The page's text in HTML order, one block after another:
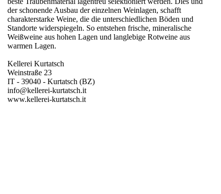
der schonende Ausbau der einzelnen Weinlagen, schafft
charakterstarke Weine, die die unterschiedlichen Böden und
Standorte widerspiegeln. So entstehen frische, mineralische
Weißweine aus hohen Lagen und langlebige Rotweine aus
warmen Lagen.
Kellerei Kurtatsch
Weinstraße 23
IT - 39040 - Kurtatsch (BZ)
info@kellerei-kurtatsch.it
www.kellerei-kurtatsch.it